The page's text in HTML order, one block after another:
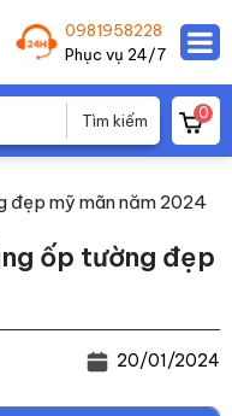
0981958228
Phục vụ 24/7
0
đẹp mỹ mãn năm 2024
ốp tường đẹp
20/01/2024